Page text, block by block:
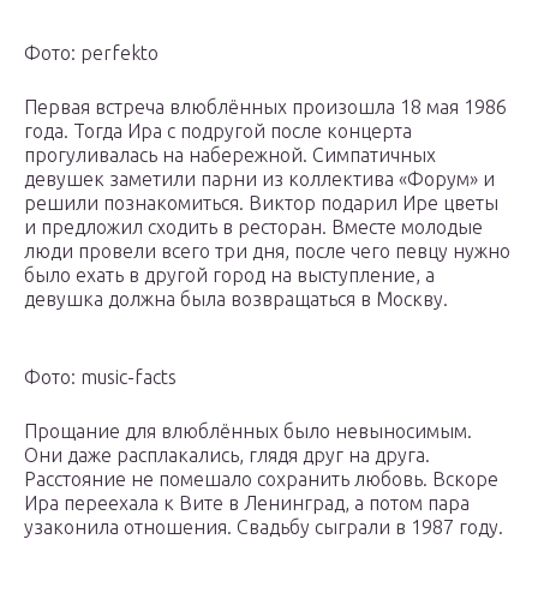
Фото: perfekto
Первая встреча влюблённых произошла 18 мая 1986
года. Тогда Ира с подругой после концерта
прогуливалась на набережной. Симпатичных
девушек заметили парни из коллектива «Форум» и
решили познакомиться. Виктор подарил Ире цветы
и предложил сходить в ресторан. Вместе молодые
люди провели всего три дня, после чего певцу нужно
было ехать в другой город на выступление, а
девушка должна была возвращаться в Москву.
Фото: music-facts
Прощание для влюблённых было невыносимым.
Они даже расплакались, глядя друг на друга.
Расстояние не помешало сохранить любовь. Вскоре
Ира переехала к Вите в Ленинград, а потом пара
узаконила отношения. Свадьбу сыграли в 1987 году.